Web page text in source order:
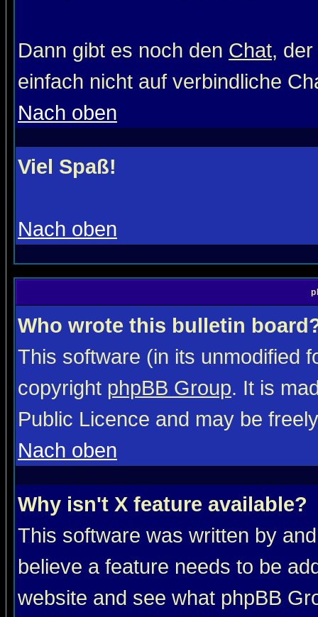
Dann gibt es noch den Chat,
einfach nicht auf verbindliche
Nach oben
Viel Spaß!
Nach oben
Who wrote this bulletin
This software (in its unmodified
copyright phpBB Group. It is
Public Licence and may be
Nach oben
Why isn't X feature available?
This software was written by
believe a feature needs to be
website and see what phpBB